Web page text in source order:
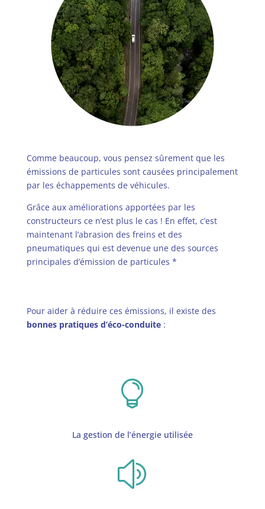
Comme beaucoup, vous pensez sûrement que les
émissions de particules sont causées principalement
par les échappements de véhicules.
Grâce aux améliorations apportées par les
constructeurs ce n’est plus le cas ! En effet, c’est
maintenant l’abrasion des freins et des
pneumatiques qui est devenue une des sources
principales d’émission de particules *
Pour aider à réduire ces émissions, il existe des
bonnes pratiques d’éco-conduite:

La gestion de l’énergie utilisée
z